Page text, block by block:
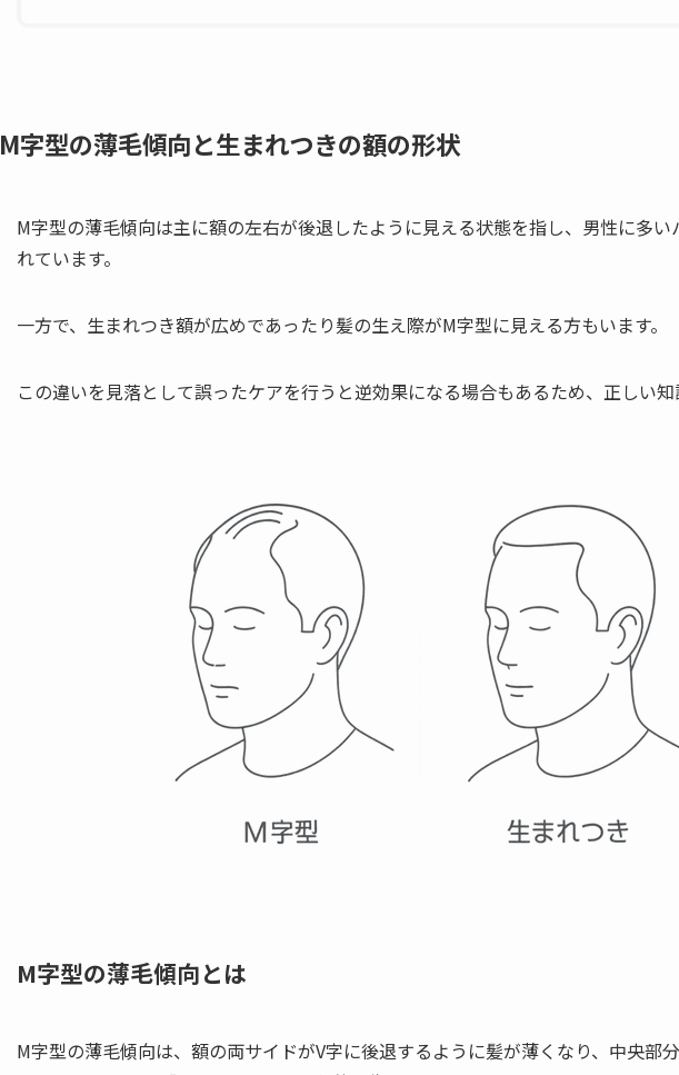
M字型の薄毛傾向と生まれつきの額の形状
M字型の薄毛傾向は主に額の左右が後退したように見える状態を指し、男性に多い
れています。
一方で、生まれつき額が広めであったり髪の生え際がM字型に見える方もいます。
この違いを見落として誤ったケアを行うと逆効果になる場合もあるため、正しい知
M字型の薄毛傾向とは
M字型の薄毛傾向は、額の両サイドがV字に後退するように髪が薄くなり、中央部